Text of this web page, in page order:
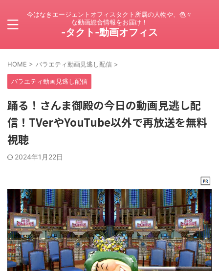
今はなきエージェントオフィスタクト所属の人物や、色々
な動画総合情報をお届け！
-タクト-動画オフィス
HOME > バラエティ動画見逃し配信 >
バラエティ動画見逃し配信
踊る！さんま御殿の今日の動画見逃し配
信！TVerやYouTube以外で再放送を無料
視聴
2024年1月22日